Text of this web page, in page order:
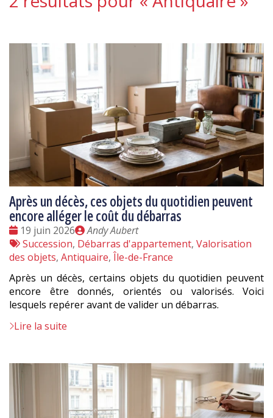
Après un décès, ces objets du quotidien peuvent
encore alléger le coût du débarras
Date
:
19 juin 2026
Publié
par
Andy Aubert
Tags
:
Succession, Débarras d'appartement, Valorisation
des objets, Antiquaire, Île-de-France
Après un décès, certains objets du quotidien peuvent
encore être donnés, orientés ou valorisés. Voici
lesquels repérer avant de valider un débarras.
Lire la suite